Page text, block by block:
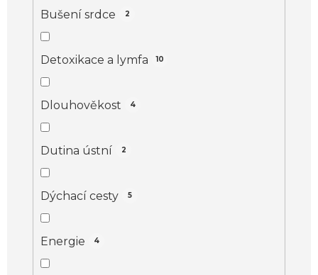
Bušení srdce 2
Detoxikace a lymfa 10
Dlouhověkost 4
Dutina ústní 2
Dýchací cesty 5
Energie 4